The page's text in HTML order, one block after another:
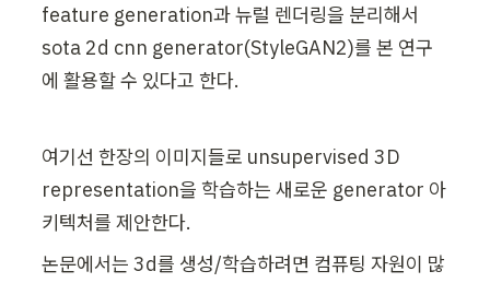
feature generation과 뉴럴 렌더링을 분리해서
sota 2d cnn generator(StyleGAN2)를 본 연구
에 활용할 수 있다고 한다.
여기선 한장의 이미지들로 unsupervised 3D
representation을 학습하는 새로운 generator 아
키텍처를 제안한다.
논문에서는 3d를 생성/학습하려면 컴퓨팅 자원이 많